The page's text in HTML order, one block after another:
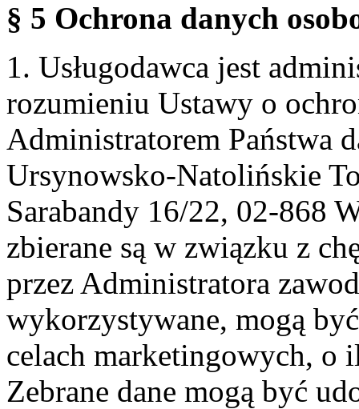
§ 5 Ochrona danych
1. Usługodawca jest
rozumieniu Ustawy o
Administratorem Państwa
Ursynowsko-Natolińskie
Sarabandy 16/22, 02-868
zbierane są w związku z
przez Administratora
wykorzystywane, mogą
celach marketingowych, o
Zebrane dane mogą być